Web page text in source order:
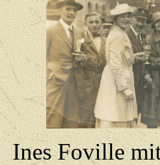
Foville mit